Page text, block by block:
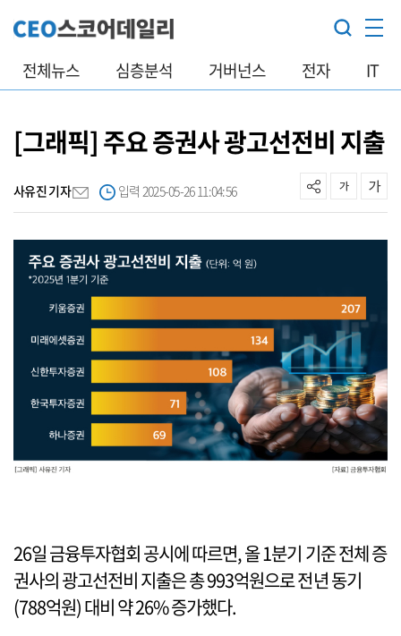
전체뉴스 심층분석 거버넌스 전자 IT
[그래픽] 주요 증권사 광고선전비 지출
사유진 기자 입력 2025-05-26 11:04:56
26일 금융투자협회 공시에 따르면, 올 1분기 기준 전체 증
권사의 광고선전비 지출은 총 993억원으로 전년 동기
(788억원) 대비 약 26% 증가했다.